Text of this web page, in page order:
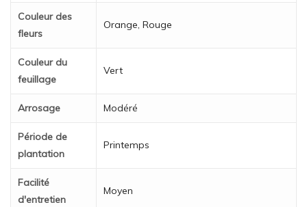
Couleur des
fleurs
Orange, Rouge
Couleur du
feuillage
Vert
Arrosage Modéré
Période de
plantation
Printemps
Facilité
d'entretien
Moyen